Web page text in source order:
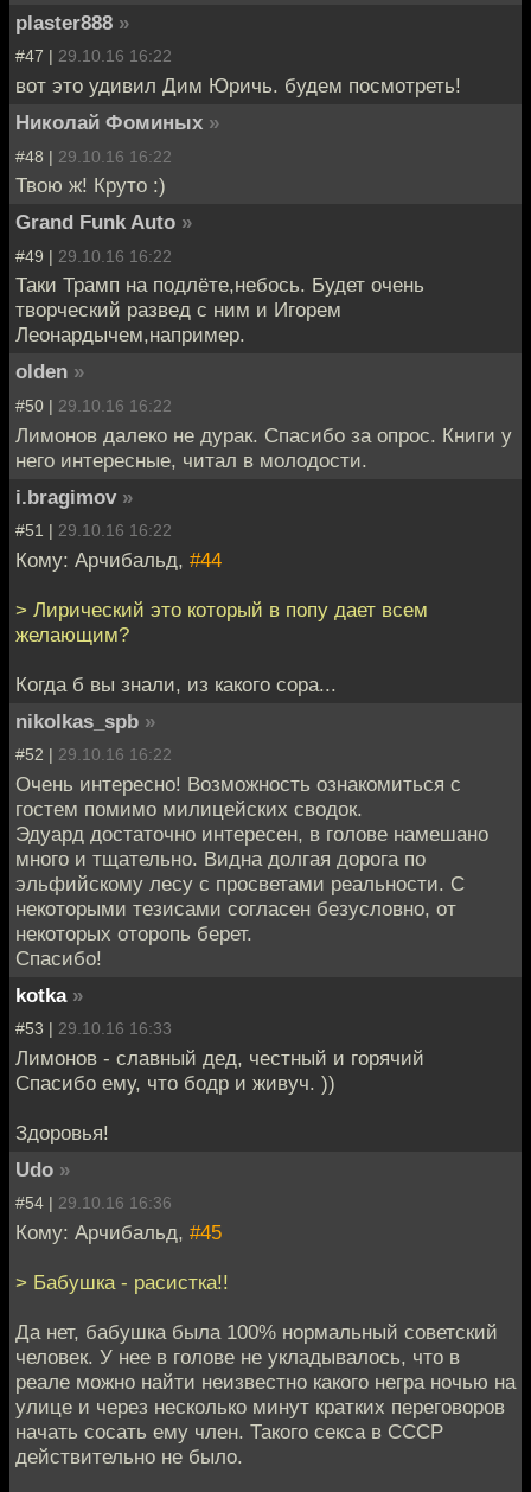
plaster888 »
#47 | 29.10.16 16:22
вот это удивил Дим Юричь. будем посмотреть!
Николай Фоминых »
#48 | 29.10.16 16:22
Твою ж! Круто :)
Grand Funk Auto »
#49 | 29.10.16 16:22
Таки Трамп на подлёте,небось. Будет очень
творческий развед с ним и Игорем
Леонардычем,например.
olden »
#50 | 29.10.16 16:22
Лимонов далеко не дурак. Спасибо за опрос. Книги у
него интересные, читал в молодости.
i.bragimov »
#51 | 29.10.16 16:22
Кому: Арчибальд, #44
> Лирический это который в попу дает всем
желающим?
Когда б вы знали, из какого сора...
nikolkas_spb »
#52 | 29.10.16 16:22
Очень интересно! Возможность ознакомиться с
гостем помимо милицейских сводок.
Эдуард достаточно интересен, в голове намешано
много и тщательно. Видна долгая дорога по
эльфийскому лесу с просветами реальности. С
некоторыми тезисами согласен безусловно, от
некоторых оторопь берет.
Спасибо!
kotka »
#53 | 29.10.16 16:33
Лимонов - славный дед, честный и горячий
Спасибо ему, что бодр и живуч. ))
Здоровья!
Udo »
#54 | 29.10.16 16:36
Кому: Арчибальд, #45
> Бабушка - расистка!!
Да нет, бабушка была 100% нормальный советский
человек. У нее в голове не укладывалось, что в
реале можно найти неизвестно какого негра ночью на
улице и через несколько минут кратких переговоров
начать сосать ему член. Такого секса в СССР
действительно не было.